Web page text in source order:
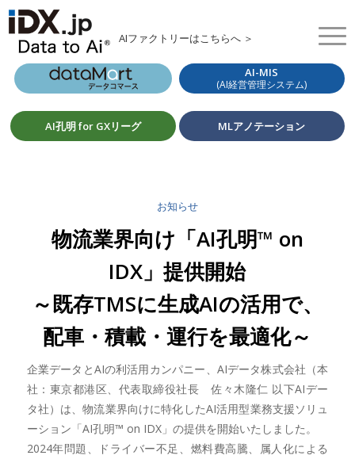
AIファクトリーはこちらへ ＞
AI-MIS
(AI経営管理システム)
AI孔明 for GXリーグ MLアノテーション
お知らせ
物流業界向け「AI孔明™ on
IDX」提供開始
～既存TMSに生成AIの活用で、
配車・積載・運行を最適化～
企業データとAIの利活用カンパニー、AIデータ株式会社（本
社：東京都港区、代表取締役社長 佐々木隆仁 以下AIデー
タ社）は、物流業界向けに特化したAI活用型業務支援ソリュ
ーション「AI孔明™ on IDX」の提供を開始いたしました。
2024年問題、ドライバー不足、燃料費高騰、属人化による